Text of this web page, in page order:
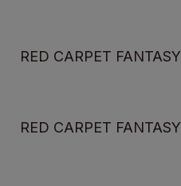
RED CARPET FANTASY
RED CARPET FANTASY